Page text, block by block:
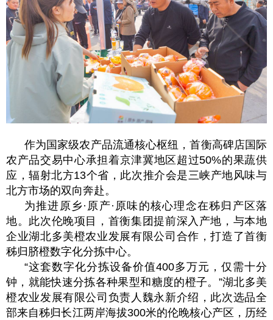
作为国家级农产品流通核心枢纽，首衡高碑店国际
农产品交易中心承担着京津冀地区超过50%的果蔬供
应，辐射北方13个省，此次推介会是三峡产地风味与
北方市场的双向奔赴。
为推进原乡·原产·原味的核心理念在秭归产区落
地。此次伦晚项目，首衡集团提前深入产地，与本地
企业湖北多美橙农业发展有限公司合作，打造了首衡
秭归脐橙数字化分拣中心。
“这套数字化分拣设备价值400多万元，仅需十分
钟，就能快速分拣各种果型和糖度的橙子。”湖北多美
橙农业发展有限公司负责人魏永新介绍，此次选品全
部来自秭归长江两岸海拔300米的伦晚核心产区，历经